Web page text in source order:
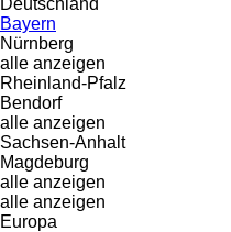
Bayern
Nürnberg
alle anzeigen
Rheinland-Pfalz
Bendorf
alle anzeigen
Sachsen-Anhalt
Magdeburg
alle anzeigen
alle anzeigen
Europa